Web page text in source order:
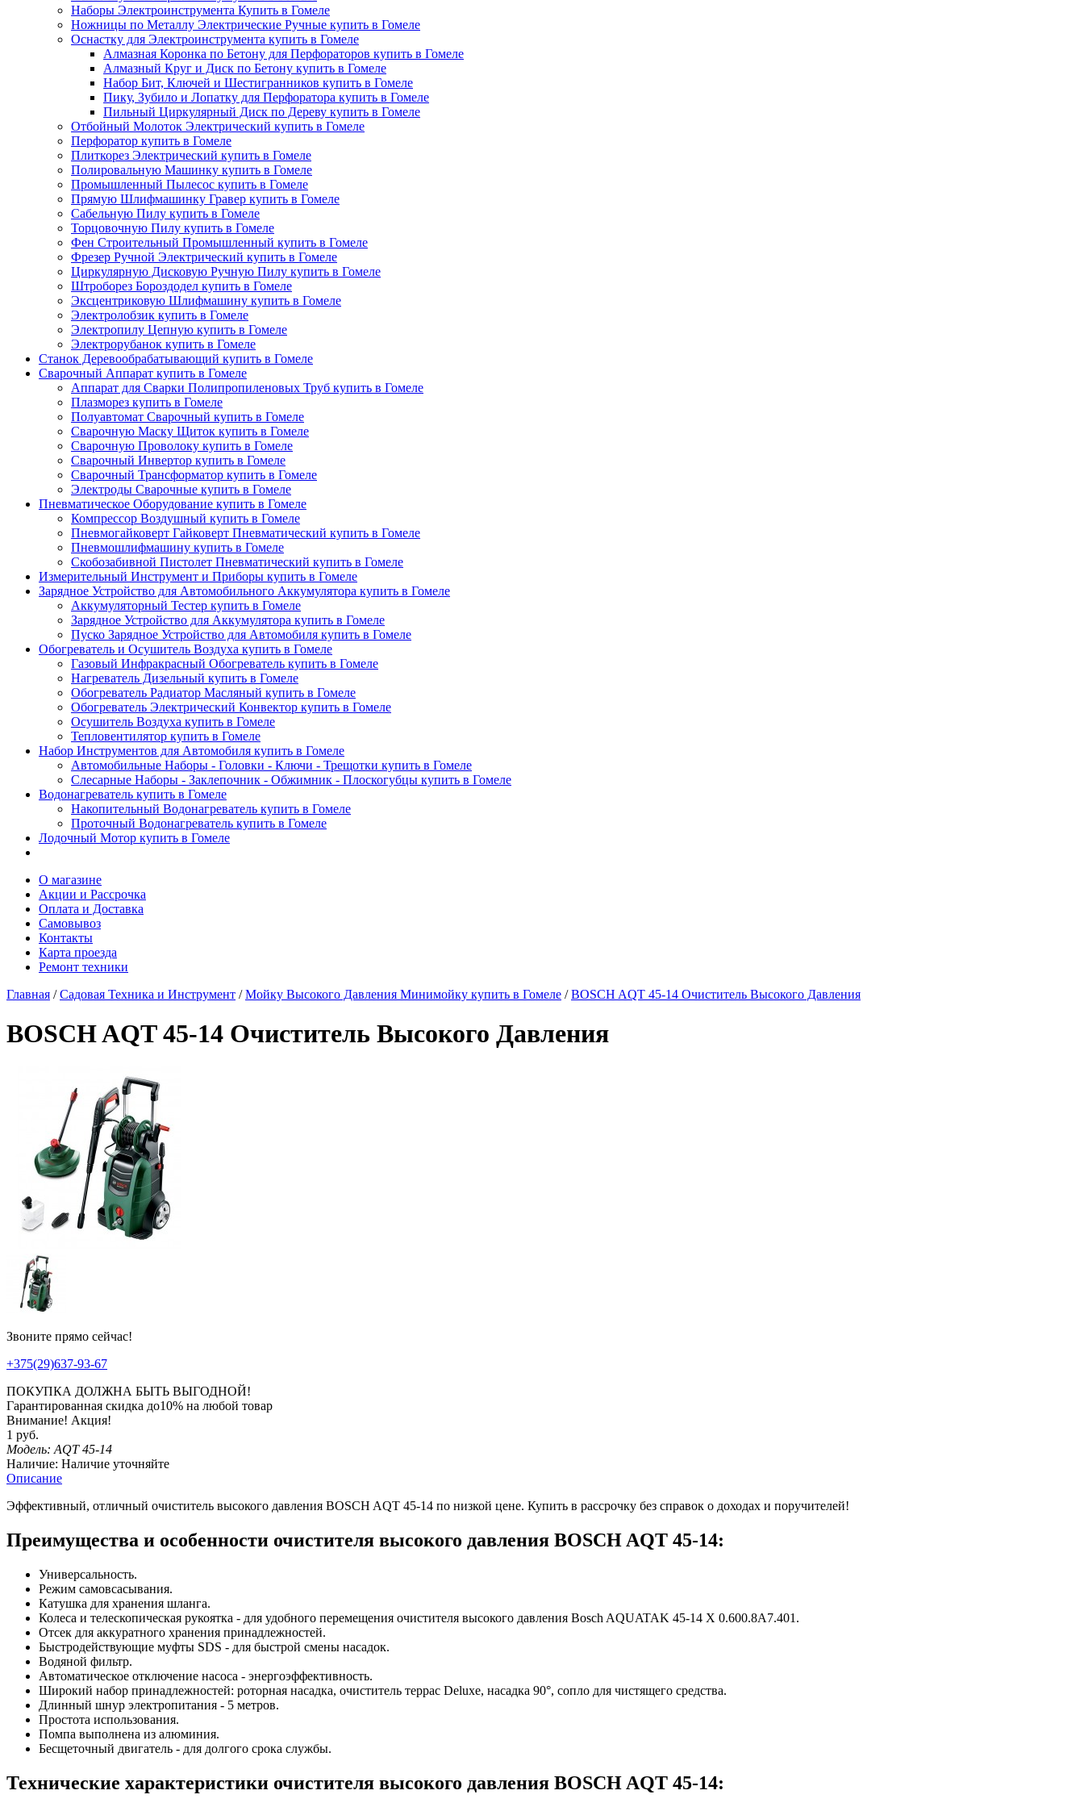
Наборы Электроинструмента Купить в Гомеле
Ножницы по Металлу Электрические Ручные купить в Гомеле
Оснастку для Электроинструмента купить в Гомеле
Алмазная Коронка по Бетону для Перфораторов купить в Гомеле
Алмазный Круг и Диск по Бетону купить в Гомеле
Набор Бит, Ключей и Шестигранников купить в Гомеле
Пику, Зубило и Лопатку для Перфоратора купить в Гомеле
Пильный Циркулярный Диск по Дереву купить в Гомеле
Отбойный Молоток Электрический купить в Гомеле
Перфоратор купить в Гомеле
Плиткорез Электрический купить в Гомеле
Полировальную Машинку купить в Гомеле
Промышленный Пылесос купить в Гомеле
Прямую Шлифмашинку Гравер купить в Гомеле
Сабельную Пилу купить в Гомеле
Торцовочную Пилу купить в Гомеле
Фен Строительный Промышленный купить в Гомеле
Фрезер Ручной Электрический купить в Гомеле
Циркулярную Дисковую Ручную Пилу купить в Гомеле
Штроборез Бороздодел купить в Гомеле
Эксцентриковую Шлифмашину купить в Гомеле
Электролобзик купить в Гомеле
Электропилу Цепную купить в Гомеле
Электрорубанок купить в Гомеле
Станок Деревообрабатывающий купить в Гомеле
Сварочный Аппарат купить в Гомеле
Аппарат для Сварки Полипропиленовых Труб купить в Гомеле
Плазморез купить в Гомеле
Полуавтомат Сварочный купить в Гомеле
Сварочную Маску Щиток купить в Гомеле
Сварочную Проволоку купить в Гомеле
Сварочный Инвертор купить в Гомеле
Сварочный Трансформатор купить в Гомеле
Электроды Сварочные купить в Гомеле
Пневматическое Оборудование купить в Гомеле
Компрессор Воздушный купить в Гомеле
Пневмогайковерт Гайковерт Пневматический купить в Гомеле
Пневмошлифмашину купить в Гомеле
Скобозабивной Пистолет Пневматический купить в Гомеле
Измерительный Инструмент и Приборы купить в Гомеле
Зарядное Устройство для Автомобильного Аккумулятора купить в Гомеле
Аккумуляторный Тестер купить в Гомеле
Зарядное Устройство для Аккумулятора купить в Гомеле
Пуско Зарядное Устройство для Автомобиля купить в Гомеле
Обогреватель и Осушитель Воздуха купить в Гомеле
Газовый Инфракрасный Обогреватель купить в Гомеле
Нагреватель Дизельный купить в Гомеле
Обогреватель Радиатор Масляный купить в Гомеле
Обогреватель Электрический Конвектор купить в Гомеле
Осушитель Воздуха купить в Гомеле
Тепловентилятор купить в Гомеле
Набор Инструментов для Автомобиля купить в Гомеле
Автомобильные Наборы - Головки - Ключи - Трещотки купить в Гомеле
Слесарные Наборы - Заклепочник - Обжимник - Плоскогубцы купить в Гомеле
Водонагреватель купить в Гомеле
Накопительный Водонагреватель купить в Гомеле
Проточный Водонагреватель купить в Гомеле
Лодочный Мотор купить в Гомеле
О магазине
Акции и Рассрочка
Оплата и Доставка
Самовывоз
Контакты
Карта проезда
Ремонт техники
Главная /Садовая Техника и Инструмент /Мойку Высокого Давления Минимойку купить в Гомеле /BOSCH AQT 45-14 Очиститель Высокого Давления
BOSCH AQT 45-14 Очиститель Высокого Давления
Звоните прямо сейчас!
+375(29)637-93-67
ПОКУПКА ДОЛЖНА БЫТЬ ВЫГОДНОЙ!
Гарантированная скидка до10% на любой товар
Внимание! Акция!
1 руб.
Модель: AQT 45-14
Наличие: Наличие уточняйте
Описание
Эффективный, отличный очиститель высокого давления BOSCH AQT 45-14 по низкой цене. Купить в рассрочку без справок о доходах и поручителей!
Преимущества и особенности очистителя высокого давления BOSCH AQT 45-14:
Универсальность.
Режим самовсасывания.
Катушка для хранения шланга.
Колеса и телескопическая рукоятка - для удобного перемещения очистителя высокого давления Bosch AQUATAK 45-14 X 0.600.8A7.401.
Отсек для аккуратного хранения принадлежностей.
Быстродействующие муфты SDS - для быстрой смены насадок.
Водяной фильтр.
Автоматическое отключение насоса - энергоэффективность.
Широкий набор принадлежностей: роторная насадка, очиститель террас Deluxe, насадка 90°, сопло для чистящего средства.
Длинный шнур электропитания - 5 метров.
Простота использования.
Помпа выполнена из алюминия.
Бесщеточный двигатель - для долгого срока службы.
Технические характеристики очистителя высокого давления BOSCH AQT 45-14: